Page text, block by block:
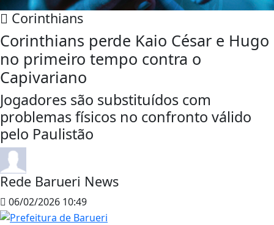
Corinthians
Corinthians perde Kaio César e Hugo
no primeiro tempo contra o
Capivariano
Jogadores são substituídos com
problemas físicos no confronto válido
pelo Paulistão
Rede Barueri News
06/02/2026 10:49